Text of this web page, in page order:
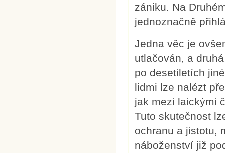
zániku. Na
jednoznačně
Jedna věc je
utlačován, a
po desetiletích
lidmi lze nalézt
jak mezi laickými
Tuto skutečnost
ochranu a jistotu,
náboženství již